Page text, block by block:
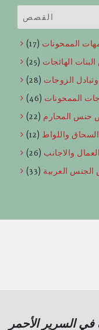
القصص
الممحونات (17)
الهائجات (25)
الزوجات (28)
الممحونات (46)
المحارم (22)
واللواط (12)
والاجانب (26)
العربية (33)
السرير الأحمر